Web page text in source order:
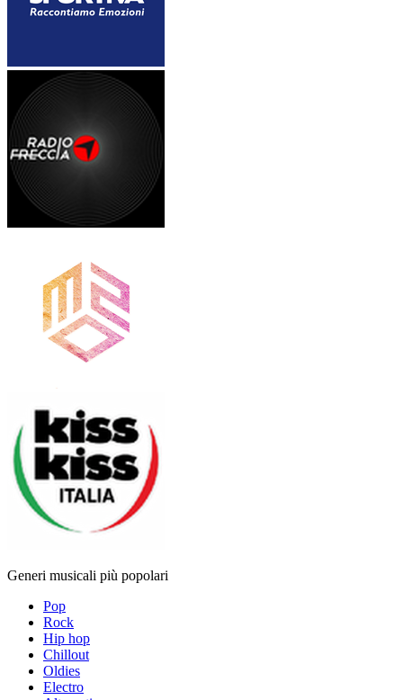
Generi musicali più popolari
Pop
Rock
Hip hop
Chillout
Oldies
Electro